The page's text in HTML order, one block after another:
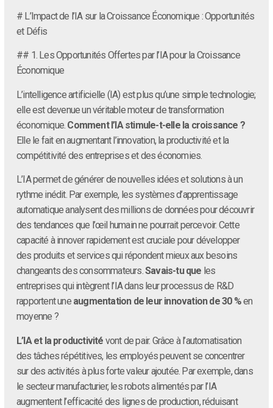
# L’Impact de l’IA sur la Croissance Économique : Opportunités
et Défis
## 1. Les Opportunités Offertes par l’IA pour la Croissance
Économique
L’intelligence artificielle (IA) est plus qu’une simple technologie;
elle est devenue un véritable moteur de transformation
économique. Comment l’IA stimule-t-elle la croissance ?
Elle le fait en augmentant l’innovation, la productivité et la
compétitivité des entreprises et des économies.
L’IA permet de générer de nouvelles idées et solutions à un
rythme inédit. Par exemple, les systèmes d’apprentissage
automatique analysent des millions de données pour découvrir
des tendances que l’œil humain ne pourrait percevoir. Cette
capacité à innover rapidement est cruciale pour développer
des produits et services qui répondent mieux aux besoins
changeants des consommateurs.Savais-tu que les
entreprises qui intègrent l’IA dans leur processus de R&D
rapportent une augmentation de leur innovation de 30 %en
moyenne ?
L’IA et la productivité vont de pair. Grâce à l’automatisation
des tâches répétitives, les employés peuvent se concentrer
sur des activités à plus forte valeur ajoutée. Par exemple, dans
le secteur manufacturier, les robots alimentés par l’IA
augmentent l’efficacité des lignes de production, réduisant